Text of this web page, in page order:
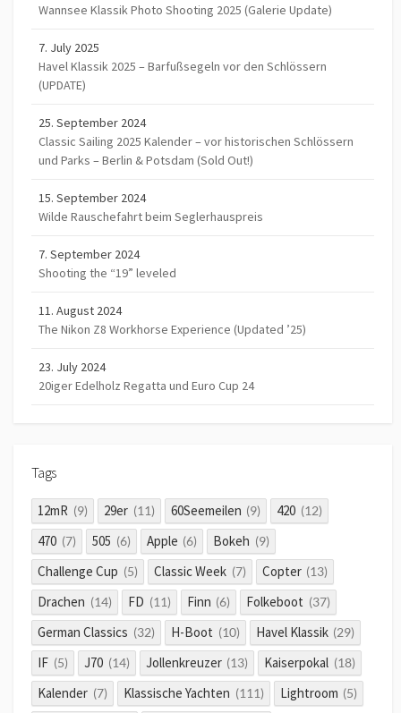
Wannsee Klassik Photo Shooting 2025 (Galerie Update)
7. July 2025
Havel Klassik 2025 – Barfußsegeln vor den Schlössern
(UPDATE)
25. September 2024
Classic Sailing 2025 Kalender – vor historischen Schlössern
und Parks – Berlin & Potsdam (Sold Out!)
15. September 2024
Wilde Rauschefahrt beim Seglerhauspreis
7. September 2024
Shooting the “19” leveled
11. August 2024
The Nikon Z8 Workhorse Experience (Updated ’25)
23. July 2024
20iger Edelholz Regatta und Euro Cup 24
Tags
12mR (9) 29er (11) 60Seemeilen (9) 420 (12)
470 (7) 505 (6) Apple (6) Bokeh (9)
Challenge Cup (5) Classic Week (7) Copter (13)
Drachen (14) FD (11) Finn (6) Folkeboot (37)
German Classics (32) H-Boot (10) Havel Klassik (29)
IF (5) J70 (14) Jollenkreuzer (13) Kaiserpokal (18)
Kalender (7) Klassische Yachten (111) Lightroom (5)